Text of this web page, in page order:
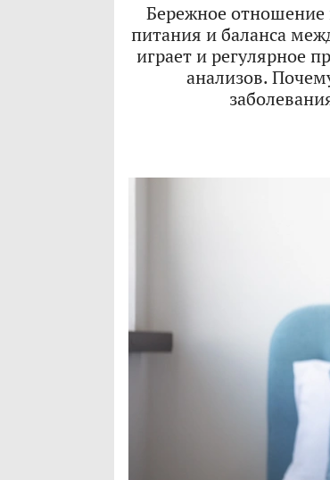
Бережное отношение
питания и баланса
играет и регулярное
анализов.